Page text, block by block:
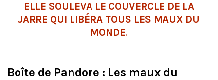
ELLE SOULEVA LE COUVERCLE DE LA
JARRE QUI LIBÉRA TOUS LES MAUX DU
MONDE.
Boîte de Pandore : Les maux du